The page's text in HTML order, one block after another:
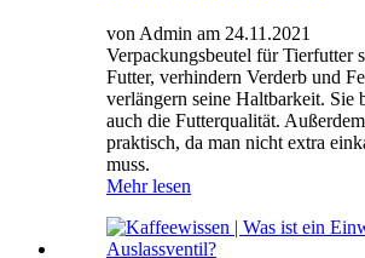
von Admin am 24.11.2021
Verpackungsbeutel für Tierfutter
Futter, verhindern Verderb und
verlängern seine Haltbarkeit. Sie
auch die Futterqualität.
praktisch, da man nicht extra
muss.
Mehr lesen